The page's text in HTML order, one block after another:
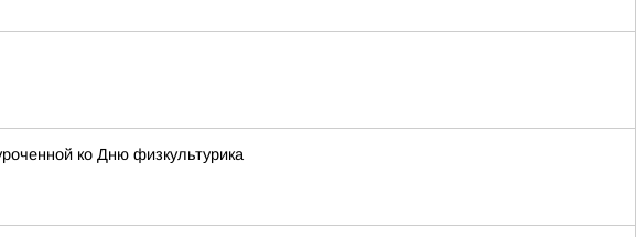
ко Дню физкультурика